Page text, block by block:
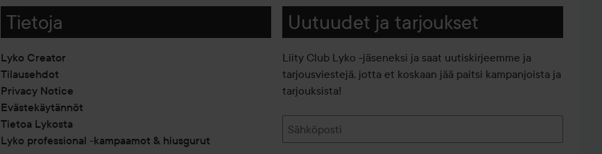
Tietoja
Lyko Creator
Tilausehdot
Privacy Notice
Evästekäytännöt
Tietoa Lykosta
Lyko professional -kampaamot & hiusgurut
Uutuudet ja tarjoukset
Liity Club Lyko -jäseneksi ja saat uutiskirjeemme ja
tarjousviestejä, jotta et koskaan jää paitsi kampanjoista ja
tarjouksista!
Sähköposti